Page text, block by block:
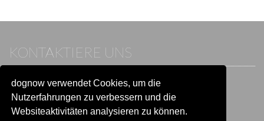
dognow verwendet Cookies, um die
Nutzerfahrungen zu verbessern und die
Websiteaktivitäten analysieren zu können.
KONTAKTIERE UNS
Wenn du bereits einen Account hast, melde dich bitte an.
Sonst besuche unser Hilfe- und Kontaktcenter:
Zu
Hilfe und Kontaktwechseln